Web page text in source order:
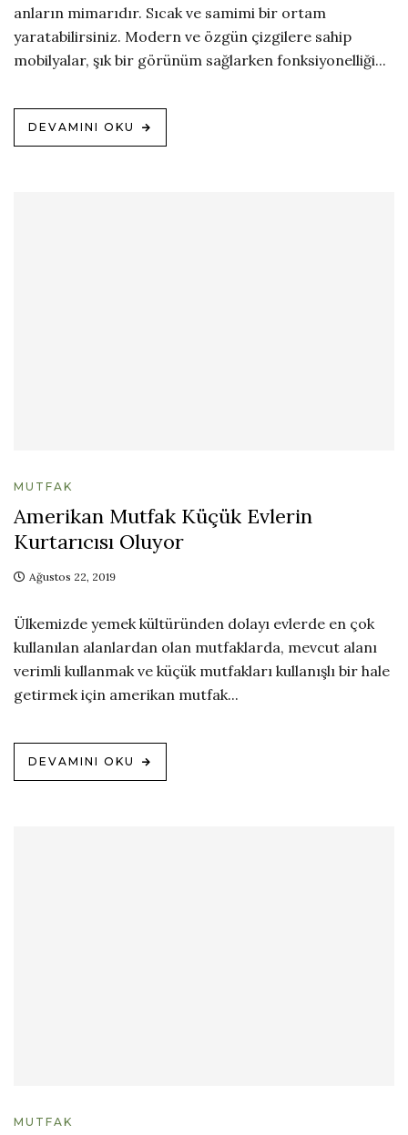
anların mimarıdır. Sıcak ve samimi bir ortam
yaratabilirsiniz. Modern ve özgün çizgilere sahip
mobilyalar, şık bir görünüm sağlarken fonksiyonelliği...
DEVAMINI OKU
MUTFAK
Amerikan Mutfak Küçük Evlerin
Kurtarıcısı Oluyor
Ağustos 22, 2019
Ülkemizde yemek kültüründen dolayı evlerde en çok
kullanılan alanlardan olan mutfaklarda, mevcut alanı
verimli kullanmak ve küçük mutfakları kullanışlı bir hale
getirmek için amerikan mutfak...
DEVAMINI OKU
MUTFAK